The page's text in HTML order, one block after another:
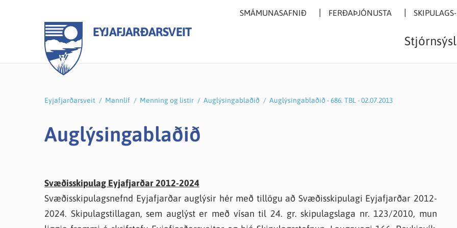
EYJAFJARÐARSVEIT
Sveitarstjórn
Fundagátt
Samþykktir
Ábendingar
Viltu búa í
Atvinnumál
Menningarmál
Bókasafn Eyjafjarðarsveitar
Eldri borgarar
Vinnuskóli
Heilsueflandi Eyjafjarðarsveit
Göngu- og hjólaleiðir
Frisbígolf
Aldísarlundur
Freyvangsleikhúsið
Auglýsingablaðið
Ungmennafélagið
Kvenfélögin
SMÁMUNASAFNIÐ FERÐAÞJÓNUSTA
Eyjafjarðarsveit / Mannlíf / Menning og listir / Auglýsingablaðið / Auglýsingablaðið - 686. TBL - 02.07.2013
Auglýsingablaðið
Svæðisskipulag Eyjafjarðar 2012-2024
Svæðisskipulagsnefnd Eyjafjarðar auglýsir hér með tillögu að Svæðisskipulagi Eyjafjarðar 2012-
2024. Skipulagstillagan, sem auglýst er með vísan til 24. gr. skipulagslaga nr. 123/2010, mun